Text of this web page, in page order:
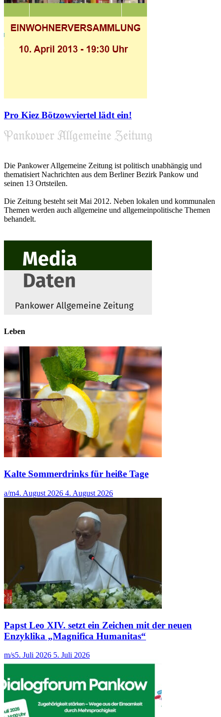
Pro Kiez Bötzowviertel lädt ein!
Die Pankower Allgemeine Zeitung ist politisch unabhängig und
thematisiert Nachrichten aus dem Berliner Bezirk Pankow und
seinen 13 Ortsteilen.
Die Zeitung besteht seit Mai 2012. Neben lokalen und kommunalen
Themen werden auch allgemeine und allgemeinpolitische Themen
behandelt.
Leben
Kalte Sommerdrinks für heiße Tage
a/m4. August 2026 4. August 2026
Papst Leo XIV. setzt ein Zeichen mit der neuen
Enzyklika „Magnifica Humanitas“
m/s5. Juli 2026 5. Juli 2026